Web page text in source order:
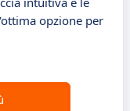
opzione per